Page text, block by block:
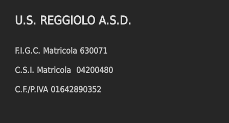
U.S. REGGIOLO A.S.D.
F.I.G.C. Matricola 630071
C.S.I. Matricola 04200480
C.F./P.IVA 01642890352